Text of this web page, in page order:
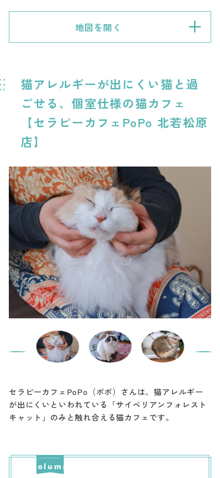
地図を開く
猫アレルギーが出にくい猫と過
ごせる、個室仕様の猫カフェ
【セラピーカフェPoPo 北若松原
店】
セラピーカフェPoPo（ポポ）さんは、猫アレルギー
が出にくいといわれている「サイベリアンフォレスト
キャット」のみと触れ合える猫カフェです。